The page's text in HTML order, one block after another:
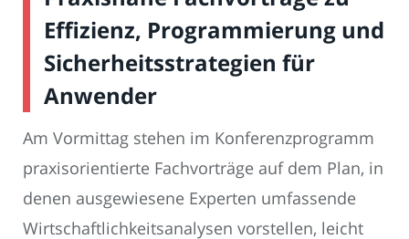
Effizienz, Programmierung und
Sicherheitsstrategien für
Anwender
Am Vormittag stehen im Konferenzprogramm
praxisorientierte Fachvorträge auf dem Plan, in
denen ausgewiesene Experten umfassende
Wirtschaftlichkeitsanalysen vorstellen, leicht